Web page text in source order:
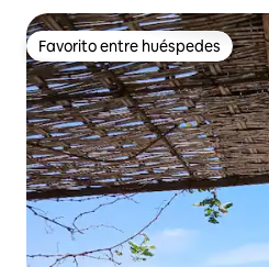
Favorito entre huéspedes
Favorito entre huéspedes